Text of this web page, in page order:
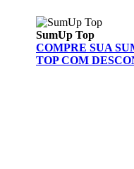
SumUp Top
COMPRE SUA
TOP COM